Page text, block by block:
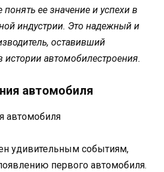
ее значение и успехи в
индустрии. Это надежный и
оставивший
автомобилестроения.
автомобиля
удивительным событиям,
первого автомобиля.